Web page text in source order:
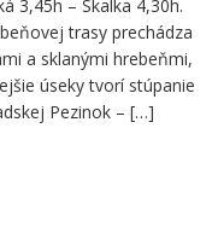
3,45h – Skalka 4,30h.
trasy prechádza
a sklanými hrebeňmi,
úseky tvorí stúpanie
Pezinok – […]